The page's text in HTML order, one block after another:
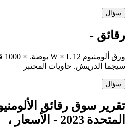
سؤال
رقائق -
سيجما الدريتش. حاويات المختبر
سؤال
تقرير سوق رقائق
المتحدة 2023 - الأسعار ،